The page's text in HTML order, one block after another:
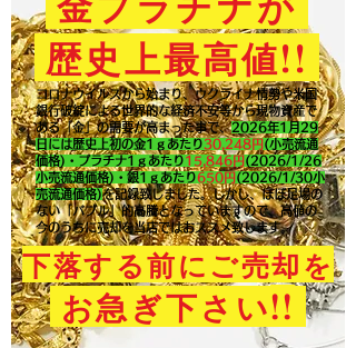
歴史上最高値!!
コロナウイルスから始まり、ウクライナ情勢や米国
銀行破綻による世界的な経済不安等から現物資産で
ある「金」の需要が高まった事で、2026年1月29
日には歴史上初の金1ｇあたり30,248円 (小売流通
価格)・プラチナ1ｇあたり15,846円 (2026/1/26
小売流通価格)・銀1ｇあたり650円 (2026/1/30小
売流通価格)を記録致しました。​しかし、ほぼ足場の
ない「バブル」的高騰となっていますので、高値の
今のうちに売却を当店ではおススメ致します。
下落する前にご売却を
お急ぎ下さい!!